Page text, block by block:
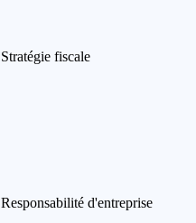
Stratégie fiscale
Responsabilité d'entreprise